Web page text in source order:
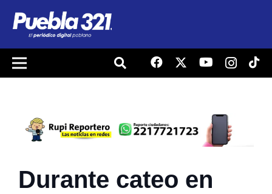
Durante cateo en